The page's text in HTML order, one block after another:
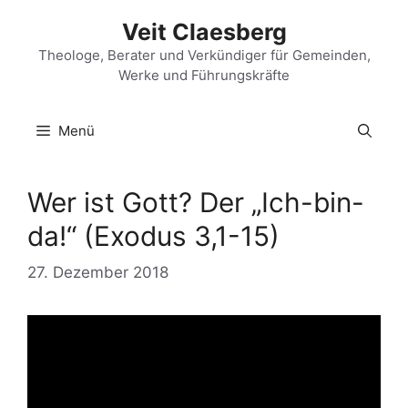
springen
Veit Claesberg
Theologe, Berater und Verkündiger für Gemeinden,
Werke und Führungskräfte
Menü
Wer ist Gott? Der „Ich-bin-
da!“ (Exodus 3,1-15)
27. Dezember 2018